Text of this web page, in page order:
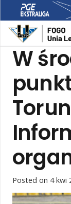
W
Posted on 4 kwi